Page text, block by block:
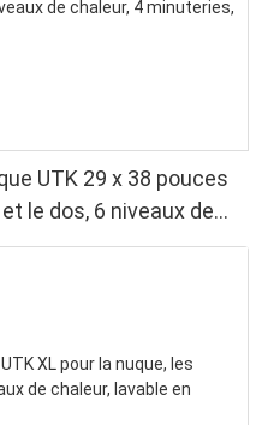
UTK 29 x 38 pouces
le dos, 6 niveaux de
automatique